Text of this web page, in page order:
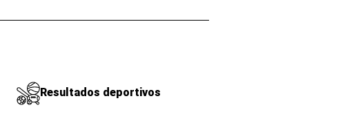
Resultados deportivos